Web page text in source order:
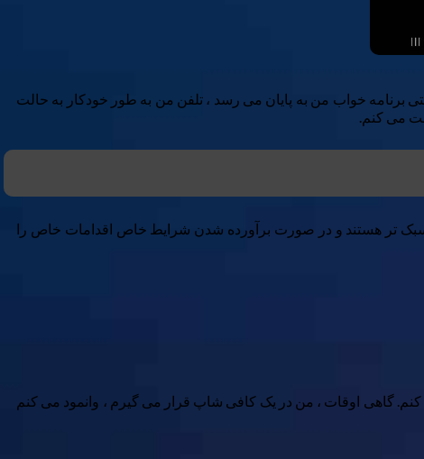
خواب من به پایان می رسد ، تلفن من به طور خودکار به حالت
می کنم.
سبک تر هستند و در صورت برآورده شدن شرایط خاص اقدامات خاص را
گاهی اوقات ، من در یک کافی شاپ قرار می گیرم ، وانمود می کنم